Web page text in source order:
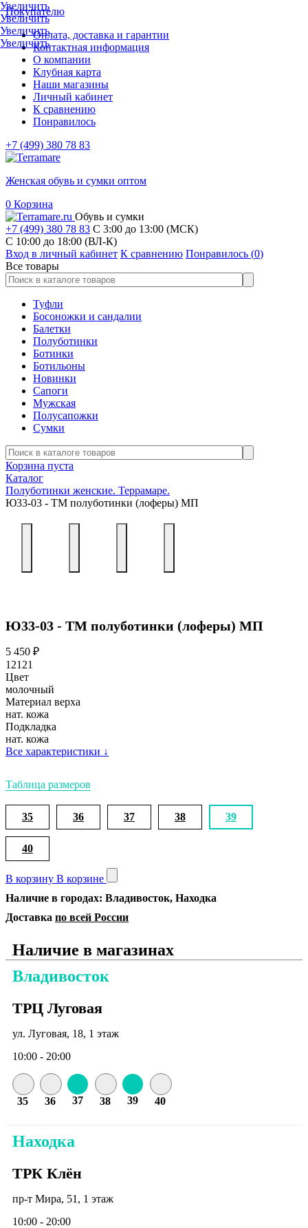
Покупателю
Оплата, доставка и гарантии
Контактная информация
О компании
Клубная карта
Наши магазины
Личный кабинет
К сравнению
Понравилось
+7 (499) 380 78 83
Женская обувь и сумки оптом
0 Корзина
Обувь и сумки
+7 (499) 380 78 83 С 3:00 до 13:00 (МСК)
C 10:00 до 18:00 (ВЛ-К)
Вход в личный кабинет К сравнению Понравилось (0)
Все товары
Туфли
Босоножки и сандалии
Балетки
Полуботинки
Ботинки
Ботильоны
Новинки
Сапоги
Мужская
Полусапожки
Сумки
Корзина пуста
Каталог
Полуботинки женские. Террамаре.
Ю33-03 - ТМ полуботинки (лоферы) МП
Увеличить
Увеличить
Увеличить
Увеличить
Ю33-03 - ТМ полуботинки (лоферы) МП
5 450 ₽
12121
Цвет
молочный
Материал верха
нат. кожа
Подкладка
нат. кожа
Все характеристики ↓
Таблица размеров
35 36 37 38 39
40
В корзину В корзине
Наличие в городах: Владивосток, Находка
Доставка по всей России
Наличие в магазинах
Владивосток
ТРЦ Луговая
ул. Луговая, 18, 1 этаж
10:00 - 20:00
35 36 37 38 39 40
Находка
ТРК Клён
пр-т Мира, 51, 1 этаж
10:00 - 20:00